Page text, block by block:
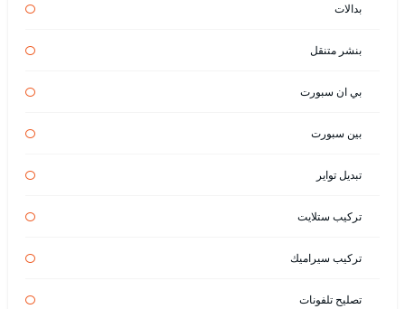
بدالات
بنشر متنقل
بي ان سبورت
بين سبورت
تبديل تواير
تركيب ستلايت
تركيب سيراميك
تصليح تلفونات